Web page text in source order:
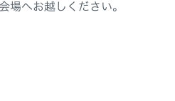
場へお越しください。